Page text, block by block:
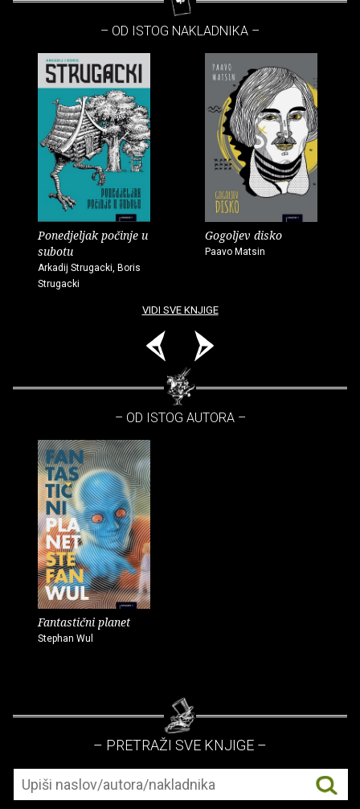
– OD ISTOG NAKLADNIKA –
Ponedjeljak počinje u
subotu
Arkadij Strugacki, Boris
Strugacki
Gogoljev disko
Paavo Matsin
VIDI SVE KNJIGE
– OD ISTOG AUTORA –
Fantastični planet
Stephan Wul
– PRETRAŽI SVE KNJIGE –